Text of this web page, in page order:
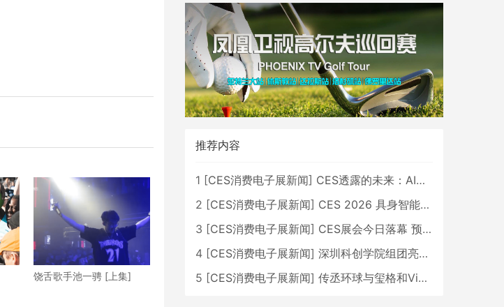
饶舌歌手池一骋 [上集]
推荐内容
1 [CES消费电子展新闻] CES透露的未来：AI、机器人与智能生活大爆发
2 [CES消费电子展新闻] CES 2026 具身智能与创新领域 中国公司大放异彩
3 [CES消费电子展新闻] CES展会今日落幕 预计2026行业收入将超五千亿美元
4 [CES消费电子展新闻] 深圳科创学院组团亮相CES 广受好评
5 [CES消费电子展新闻] 传丞环球与玺格和VibeLens共同推出全新耳机